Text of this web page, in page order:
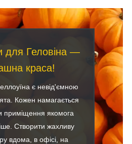
для Геловіна —
краса!
є невід'ємною
Кожен намагається
приміщення якомога
Створити жахливу
вдома, в офісі, на